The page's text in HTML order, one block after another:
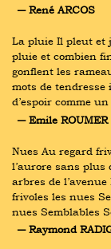
― René ARCOS
La pluie Il pleut et
pluie et combien
gonflent les
mots de
d’espoir comme
― Emile ROUMER
Nues Au regard
l’aurore sans plus
arbres de
frivoles les nues
nues Semblables
― Raymond